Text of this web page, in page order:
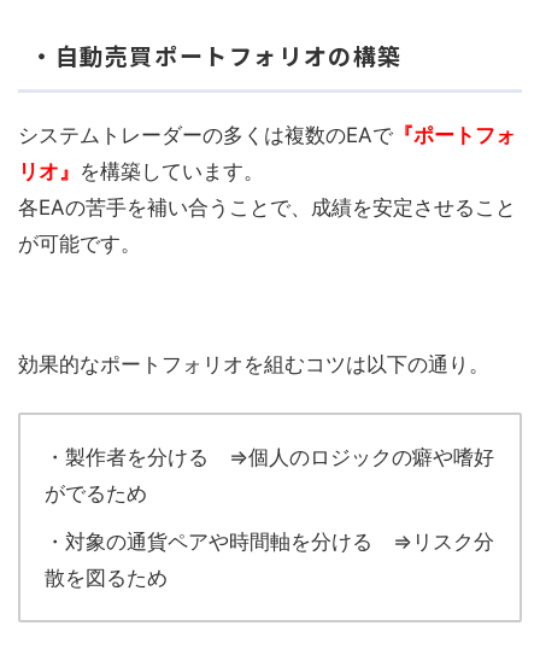
・自動売買ポートフォリオの構築
システムトレーダーの多くは複数のEAで 『ポートフォ
リオ』 を構築しています。
各EAの苦手を補い合うことで、成績を安定させること
が可能です。
効果的なポートフォリオを組むコツは以下の通り。
・製作者を分ける ⇒個人のロジックの癖や嗜好
がでるため
・対象の通貨ペアや時間軸を分ける ⇒リスク分
散を図るため